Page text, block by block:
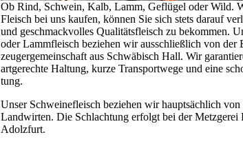
Ob Rind, Schwein, Kalb, Lamm, Ge­flü­gel oder Wild.
Fleisch bei uns kaufen, kön­nen Sie sich stets dar­auf
und gesch­mack­vol­les Qua­li­täts­fleisch zu be­kom­men.
oder Lamm­fleisch be­zie­hen wir aus­schließ­lich von
zeu­ger­ge­mein­schaft aus Schwä­bisch Hall. Wir
artgerechte Hal­tung, kurze Trans­port­we­ge und eine
tung.
Unser Schweinefleisch beziehen wir haupt­­säch­­lich
Land­wir­ten. Die Schlachtung erfolgt bei der Metz­ge­rei
Adolzfurt.